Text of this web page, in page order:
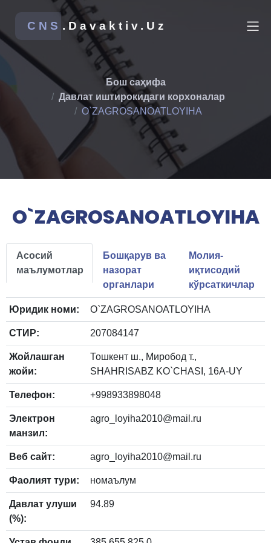
CNS .Davaktiv.Uz
Бош саҳифа
Давлат иштирокидаги корхоналар
O`ZAGROSANOATLOYIHA
O`ZAGROSANOATLOYIHA
Асосий
маълумотлар
Бошқарув ва
назорат
органлари
Молия-
иқтисодий
кўрсаткичлар
Юридик номи: O`ZAGROSANOATLOYIHA
СТИР: 207084147
Жойлашган
жойи:
Тошкент ш., Миробод т.,
SHAHRISABZ KO`CHASI, 16A-UY
Телефон: +998933898048
Электрон
манзил:
agro_loyiha2010@mail.ru
Веб сайт: agro_loyiha2010@mail.ru
Фаолият тури: номаълум
Давлат улуши
(%):
94.89